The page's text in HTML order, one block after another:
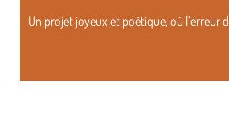
Un projet joyeux et poétique, où l’erreur